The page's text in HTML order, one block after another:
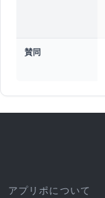
賛同
アプリポについて